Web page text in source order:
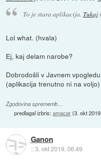
To je stara aplikacija. Tukaj
Lol what. (hvala)
Ej, kaj delam narobe?
Dobrodošli v Javnem
(aplikacija trenutno ni na voljo)
Zgodovina sprememb…
predlagal izbris:amacar(3. okt
Ganon
::3. okt 2019, 06:49